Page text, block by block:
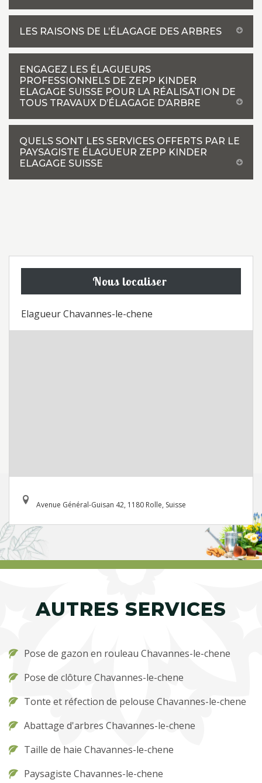
LES RAISONS DE L’ÉLAGAGE DES ARBRES
ENGAGEZ LES ÉLAGUEURS
PROFESSIONNELS DE ZEPP KINDER
ELAGAGE SUISSE POUR LA RÉALISATION DE
TOUS TRAVAUX D’ÉLAGAGE D’ARBRE
QUELS SONT LES SERVICES OFFERTS PAR LE
PAYSAGISTE ÉLAGUEUR ZEPP KINDER
ELAGAGE SUISSE
Nous localiser
Elagueur Chavannes-le-chene
Avenue Général-Guisan 42, 1180 Rolle, Suisse
AUTRES SERVICES
Pose de gazon en rouleau Chavannes-le-chene
Pose de clôture Chavannes-le-chene
Tonte et réfection de pelouse Chavannes-le-chene
Abattage d'arbres Chavannes-le-chene
Taille de haie Chavannes-le-chene
Paysagiste Chavannes-le-chene